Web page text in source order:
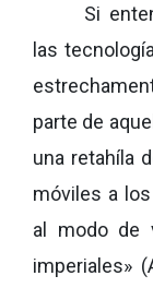
Si
las
parte de
una retahíla
móviles a
al modo de
imperiales»